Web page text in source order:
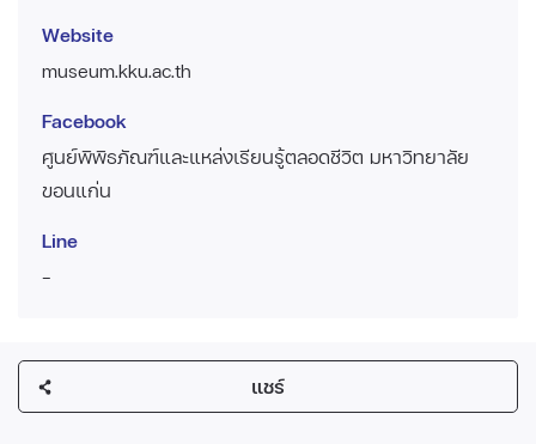
Website
museum.kku.ac.th
Facebook
ศูนย์พิพิธภัณฑ์และแหล่งเรียนรู้ตลอดชีวิต มหาวิทยาลัย
ขอนแก่น
Line
-
แชร์